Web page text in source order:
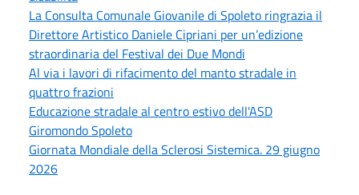
La Consulta Comunale Giovanile di Spoleto ringrazia il
Direttore Artistico Daniele Cipriani per un’edizione
straordinaria del Festival dei Due Mondi
Al via i lavori di rifacimento del manto stradale in
quattro frazioni
Educazione stradale al centro estivo dell'ASD
Giromondo Spoleto
Giornata Mondiale della Sclerosi Sistemica. 29 giugno
2026